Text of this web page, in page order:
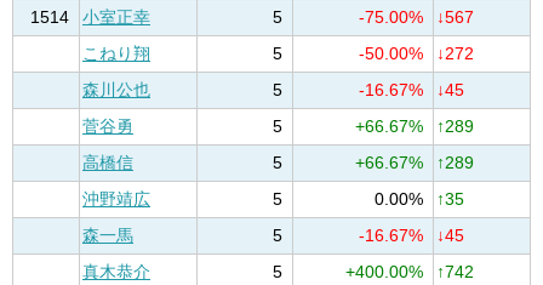
1514
小室正幸 5 -75.00%
↓567
こねり翔
5 -50.00%
↓272
森川公也
5 -16.67%
↓45
菅谷勇
5 +66.67%
↑289
高橋信
5 +66.67%
↑289
沖野靖広
5 0.00%
↑35
森一馬
5 -16.67%
↓45
真木恭介
5 +400.00%
↑742